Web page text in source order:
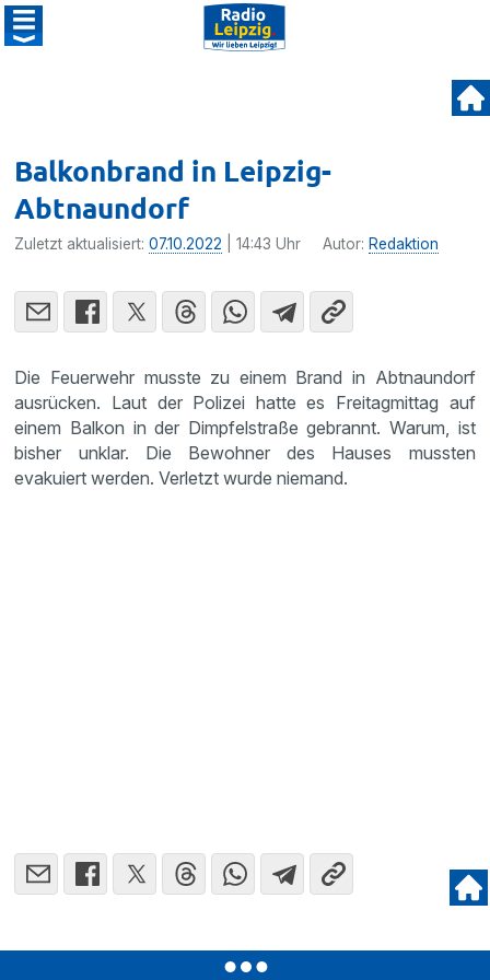
Balkonbrand in Leipzig-
Abtnaundorf
Zuletzt aktualisiert:07.10.2022 | 14:43 Uhr Autor: Redaktion
Die Feuerwehr musste zu einem Brand in Abtnaundorf
ausrücken. Laut der Polizei hatte es Freitagmittag auf
einem Balkon in der Dimpfelstraße gebrannt. Warum, ist
bisher unklar. Die Bewohner des Hauses mussten
evakuiert werden. Verletzt wurde niemand.